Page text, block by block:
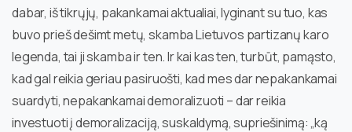
dabar, iš tikrųjų, pakankamai aktualiai, lyginant su tuo, kas
buvo prieš dešimt metų, skamba Lietuvos partizanų karo
legenda, tai ji skamba ir ten. Ir kai kas ten, turbūt, pamąsto,
kad gal reikia geriau pasiruošti, kad mes dar nepakankamai
suardyti, nepakankamai demoralizuoti – dar reikia
investuoti į demoralizaciją, suskaldymą, supriešinimą: „ką